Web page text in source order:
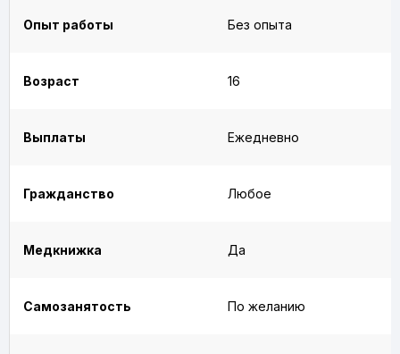
Опыт работы Без опыта
Возраст 16
Выплаты Ежедневно
Гражданство Любое
Медкнижка Да
Самозанятость По желанию